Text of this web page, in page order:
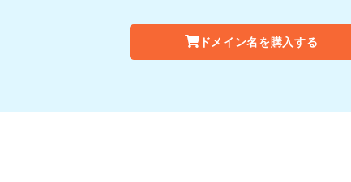
ドメイン名を購入する